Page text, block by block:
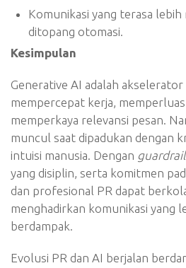
Komunikasi yang terasa lebih
ditopang otomasi.
Kesimpulan
Generative AI adalah
mempercepat kerja, memperluas
memperkaya relevansi pesan.
muncul saat dipadukan dengan
intuisi manusia. Dengan
yang disiplin, serta komitmen
dan profesional PR dapat
menghadirkan komunikasi yang
berdampak.
Evolusi PR dan AI berjalan